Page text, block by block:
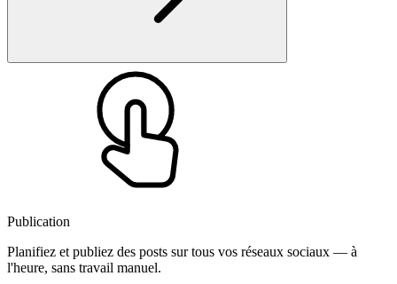
Publication
Planifiez et publiez des posts sur tous vos réseaux sociaux — à
l'heure, sans travail manuel.